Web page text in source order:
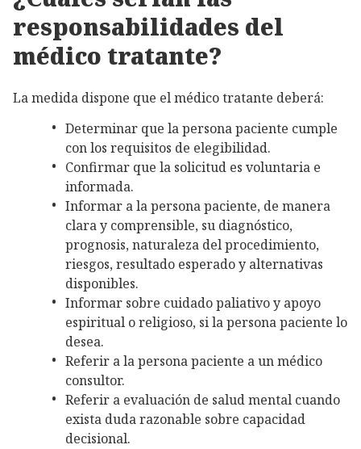
responsabilidades del
médico tratante?
La medida dispone que el médico tratante deberá:
Determinar que la persona paciente cumple
con los requisitos de elegibilidad.
Confirmar que la solicitud es voluntaria e
informada.
Informar a la persona paciente, de manera
clara y comprensible, su diagnóstico,
prognosis, naturaleza del procedimiento,
riesgos, resultado esperado y alternativas
disponibles.
Informar sobre cuidado paliativo y apoyo
espiritual o religioso, si la persona paciente lo
desea.
Referir a la persona paciente a un médico
consultor.
Referir a evaluación de salud mental cuando
exista duda razonable sobre capacidad
decisional.